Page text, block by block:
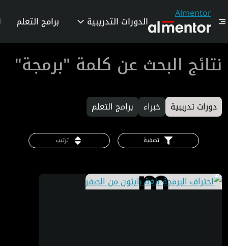
Almentor
الدورات التدريبية برامج التعلم
نتائج البحث عن كلمة "برمجة"
دورات تدريبية خبراء برامج التعلم
تصفية ترتيب